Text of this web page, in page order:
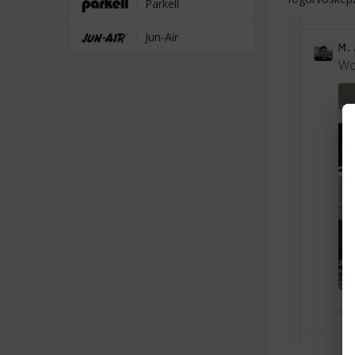
Parkell
Jun-Air